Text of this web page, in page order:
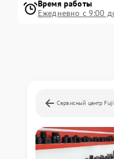
Время работы
Ежедневно с 9:00
Сервисный центр